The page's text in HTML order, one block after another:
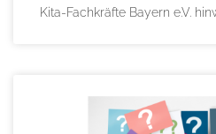
Kita-Fachkräfte Bayern e.V.